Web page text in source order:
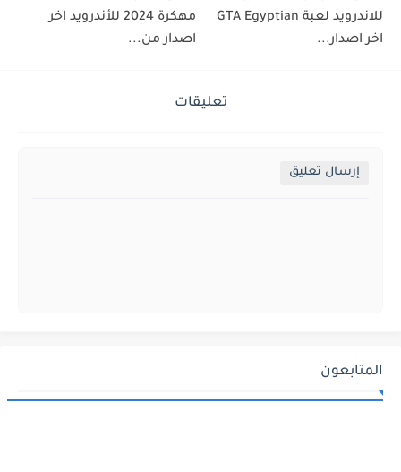
للاندرويد لعبة GTA Egyptian
اخر اصدار...
مهكرة 2024 للأندرويد اخر
اصدار من...
تعليقات
إرسال تعليق
المتابعون